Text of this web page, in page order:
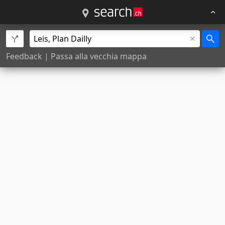
Feedback | Passa alla vecchia mappa